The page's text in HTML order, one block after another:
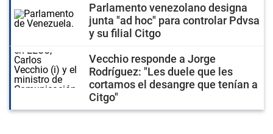
Parlamento venezolano designa
junta "ad hoc" para controlar Pdvsa
y su filial Citgo
Vecchio responde a Jorge
Rodríguez: "Les duele que les
cortamos el desangre que tenían a
Citgo"